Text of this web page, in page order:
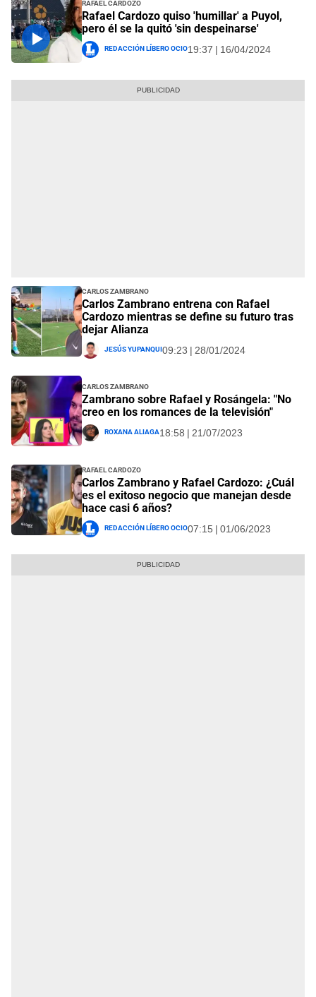
Rafael Cardozo quiso 'humillar' a Puyol,
pero él se la quitó 'sin despeinarse'
Redacción Líbero Ocio19:37 | 16/04/2024
Carlos Zambrano
Carlos Zambrano entrena con Rafael
Cardozo mientras se define su futuro tras
dejar Alianza
Jesús Yupanqui09:23 | 28/01/2024
Carlos Zambrano
Zambrano sobre Rafael y Rosángela: "No
creo en los romances de la televisión"
Roxana Aliaga18:58 | 21/07/2023
Rafael Cardozo
Carlos Zambrano y Rafael Cardozo: ¿Cuál
es el exitoso negocio que manejan desde
hace casi 6 años?
Redacción Líbero Ocio07:15 | 01/06/2023